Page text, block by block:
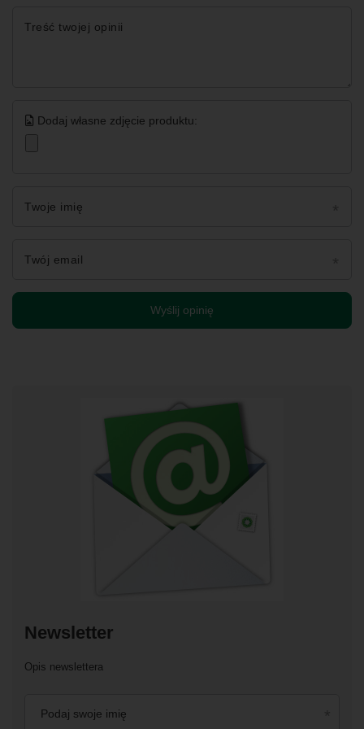
Treść twojej opinii
Dodaj własne zdjęcie produktu:
Twoje imię
Twój email
Wyślij opinię
Newsletter
Opis newslettera
Podaj swoje imię